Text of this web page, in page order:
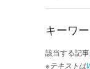
キーワ
該当する記事
※テキストは